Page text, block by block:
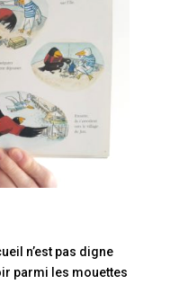
n’est pas digne
parmi les mouettes